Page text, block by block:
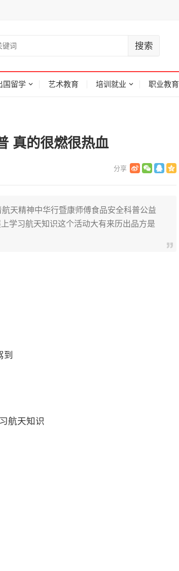
国留学 艺术教育 培训就业 职业教育
真的很燃很热血
天精神中华行暨康师傅食品安全科普公益
学习航天知识这个活动大有来历出品方是
到
航天知识